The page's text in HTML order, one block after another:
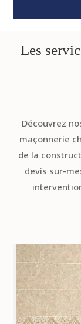
Les
Découvrez
maçonnerie
de la
devis sur-